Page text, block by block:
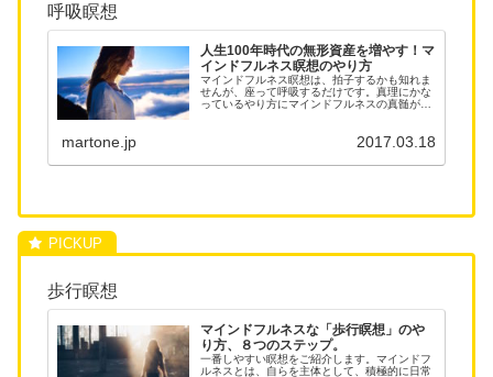
呼吸瞑想
人生100年時代の無形資産を増やす！マ
インドフルネス瞑想のやり方
マインドフルネス瞑想は、拍子するかも知れま
せんが、座って呼吸するだけです。真理にかな
っているやり方にマインドフルネスの真髄があ
産、生産性資産、パートナー資産を豊かにし
のやり方をご紹介します。
martone.jp 2017.03.18
歩行瞑想
マインドフルネスな「歩行瞑想」のや
り方、８つのステップ。
一番しやすい瞑想をご紹介します。マインドフ
ルネスとは、自らを主体として、積極的に日常